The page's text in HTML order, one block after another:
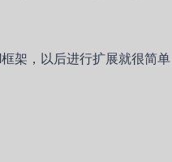
架，以后进行扩展就很简单